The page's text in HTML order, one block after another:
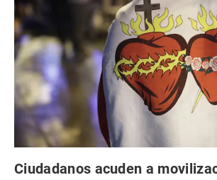
Ciudadanos acuden a